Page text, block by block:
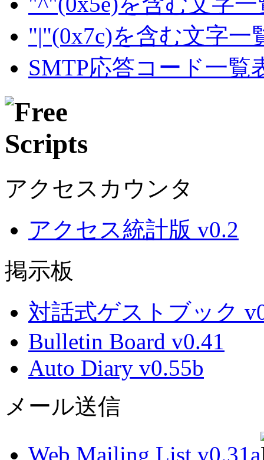
"|"(0x7c)を含む文字一
SMTP応答コード一覧
アクセスカウンタ
アクセス統計版 v0.2
掲示板
対話式ゲストブック
Bulletin Board v0.41
Auto Diary v0.55b
メール送信
Web Mailing List v0.31a